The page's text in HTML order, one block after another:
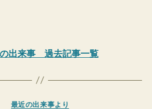
出来事 過去記事一覧
カ
最近の出来事より